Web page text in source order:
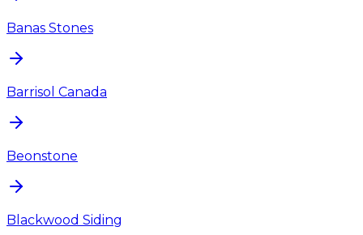
Banas Stones
Barrisol Canada
Beonstone
Blackwood Siding